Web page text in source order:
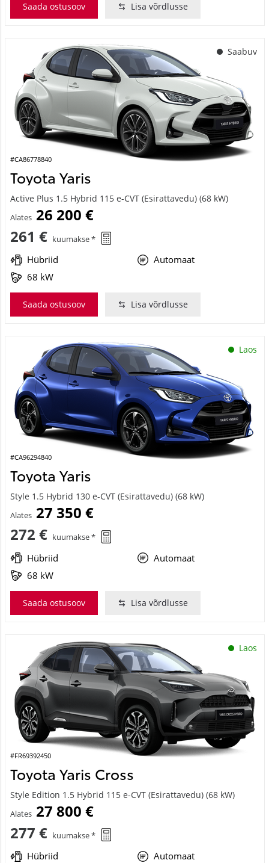
Saada ostusoov Lisa võrdlusse
Saabuv
#CA86778840
Toyota Yaris
Active Plus 1.5 Hybrid 115 e-CVT (Esirattavedu) (68 kW)
Alates 26 200 €
261 € kuumakse *
Hübriid
Automaat
68 kW
Saada ostusoov Lisa võrdlusse
Laos
#CA96294840
Toyota Yaris
Style 1.5 Hybrid 130 e-CVT (Esirattavedu) (68 kW)
Alates 27 350 €
272 € kuumakse *
Hübriid
Automaat
68 kW
Saada ostusoov Lisa võrdlusse
Laos
#FR69392450
Toyota Yaris Cross
Style Edition 1.5 Hybrid 115 e-CVT (Esirattavedu) (68 kW)
Alates 27 800 €
277 € kuumakse *
Hübriid
Automaat